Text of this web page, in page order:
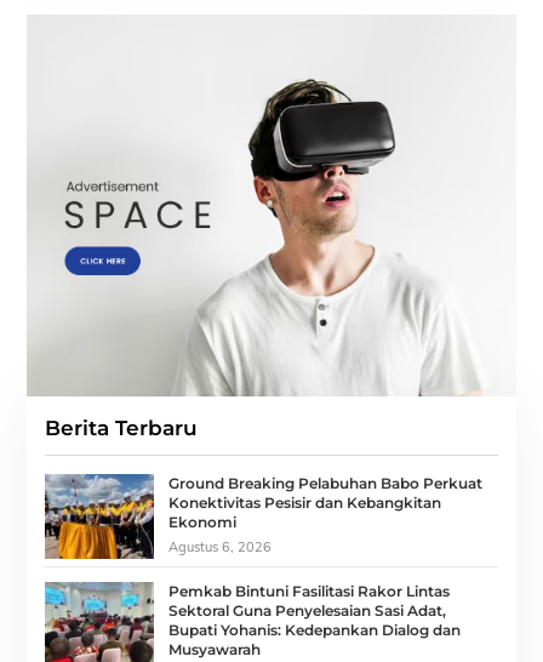
Berita Terbaru
Ground Breaking Pelabuhan Babo Perkuat
Konektivitas Pesisir dan Kebangkitan
Ekonomi
Agustus 6, 2026
Pemkab Bintuni Fasilitasi Rakor Lintas
Sektoral Guna Penyelesaian Sasi Adat,
Bupati Yohanis: Kedepankan Dialog dan
Musyawarah